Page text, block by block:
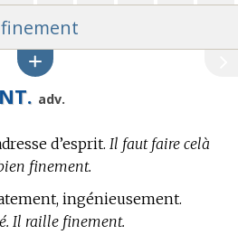
finement
adv.
d’esprit. Il faut faire celà
finement.
ingénieusement.
Il raille finement.